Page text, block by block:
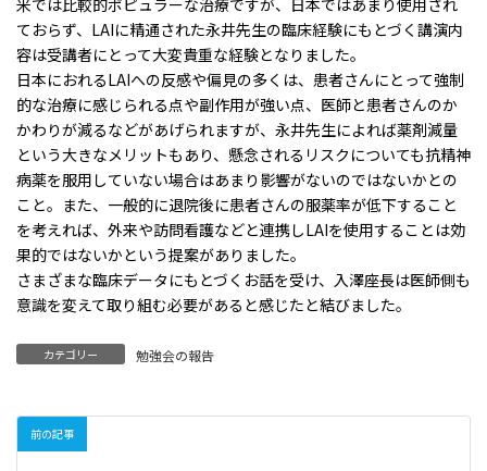
米では比較的ポピュラーな治療ですが、日本ではあまり使用され
ておらず、LAIに精通された永井先生の臨床経験にもとづく講演内
容は受講者にとって大変貴重な経験となりました。
日本におれるLAIへの反感や偏見の多くは、患者さんにとって強制
的な治療に感じられる点や副作用が強い点、医師と患者さんのか
かわりが減るなどがあげられますが、永井先生によれば薬剤減量
という大きなメリットもあり、懸念されるリスクについても抗精神
病薬を服用していない場合はあまり影響がないのではないかとの
こと。また、一般的に退院後に患者さんの服薬率が低下すること
を考えれば、外来や訪問看護などと連携しLAIを使用することは効
果的ではないかという提案がありました。
さまざまな臨床データにもとづくお話を受け、入澤座長は医師側も
意識を変えて取り組む必要があると感じたと結びました。
カテゴリー 勉強会の報告
前の記事